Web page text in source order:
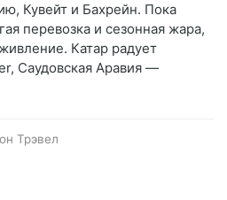
Кувейт и Бахрейн. Пока
перевозка и сезонная жара,
Катар радует
Саудовская Аравия —
Трэвел